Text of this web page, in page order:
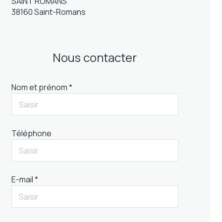
38160 Saint-Romans
Nous contacter
Nom et prénom *
Téléphone
E-mail *